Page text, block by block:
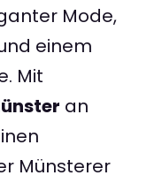
Mode,
einem
Mit
an
Münsterer